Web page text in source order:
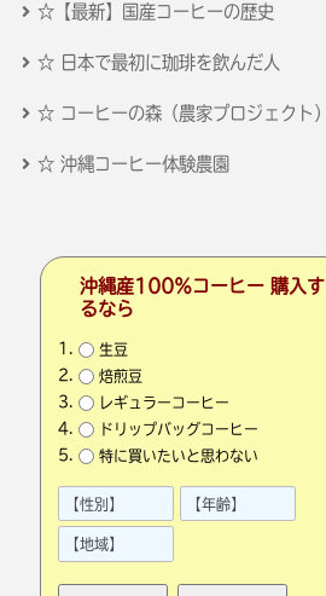
☆【最新】国産コーヒーの歴史
☆ 日本で最初に珈琲を飲んだ人
☆ コーヒーの森（農家プロジェクト）
☆ 沖縄コーヒー体験農園
沖縄産100％コーヒー 購入す
るなら
生豆
焙煎豆
レギュラーコーヒー
ドリップバッグコーヒー
特に買いたいと思わない